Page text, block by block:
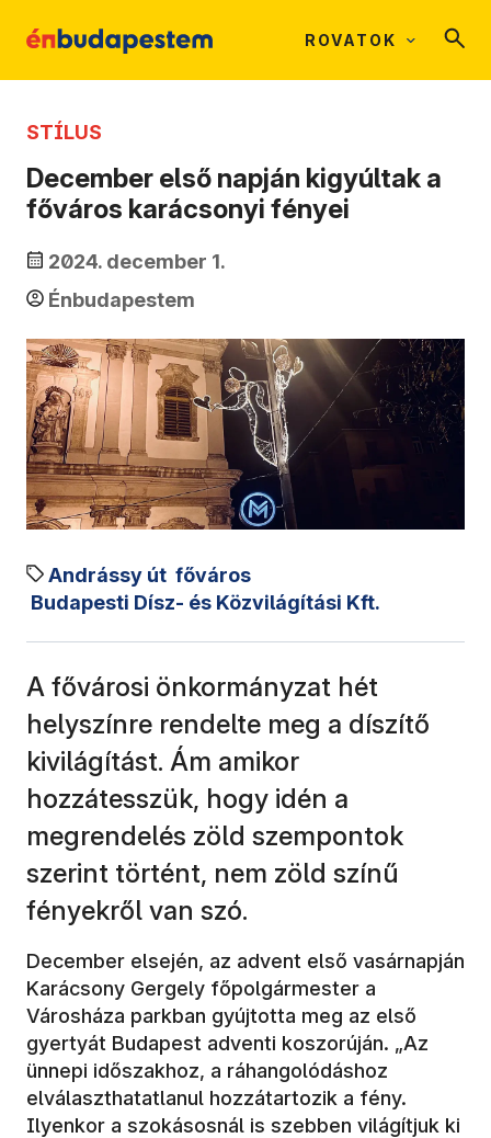
ROVATOK
STÍLUS
December első napján kigyúltak a
főváros karácsonyi fényei
2024. december 1.
Énbudapestem
Andrássy út főváros
Budapesti Dísz- és Közvilágítási Kft.
A fővárosi önkormányzat hét
helyszínre rendelte meg a díszítő
kivilágítást. Ám amikor
hozzátesszük, hogy idén a
megrendelés zöld szempontok
szerint történt, nem zöld színű
fényekről van szó.
December elsején, az advent első vasárnapján
Karácsony Gergely főpolgármester a
Városháza parkban gyújtotta meg az első
gyertyát Budapest adventi koszorúján. „Az
ünnepi időszakhoz, a ráhangolódáshoz
elválaszthatatlanul hozzátartozik a fény.
Ilyenkor a szokásosnál is szebben világítjuk ki